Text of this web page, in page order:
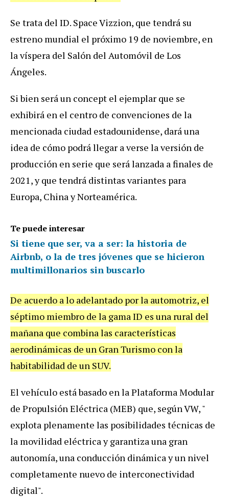
Se trata del ID. Space Vizzion, que tendrá su
estreno mundial el próximo 19 de noviembre, en
la víspera del Salón del Automóvil de Los
Ángeles.
Si bien será un concept el ejemplar que se
exhibirá en el centro de convenciones de la
mencionada ciudad estadounidense, dará una
idea de cómo podrá llegar a verse la versión de
producción en serie que será lanzada a finales de
2021, y que tendrá distintas variantes para
Europa, China y Norteamérica.
Te puede interesar
Si tiene que ser, va a ser: la historia de
Airbnb, o la de tres jóvenes que se hicieron
multimillonarios sin buscarlo
De acuerdo a lo adelantado por la automotriz, el
séptimo miembro de la gama ID es una rural del
mañana que combina las características
aerodinámicas de un Gran Turismo con la
habitabilidad de un SUV.
El vehículo está basado en la Plataforma Modular
de Propulsión Eléctrica (MEB) que, según VW, "
explota plenamente las posibilidades técnicas de
la movilidad eléctrica y garantiza una gran
autonomía, una conducción dinámica y un nivel
completamente nuevo de interconectividad
digital".